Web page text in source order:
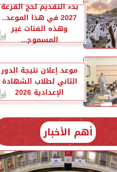
بدء التقديم لحج القرعة
2027 في هذا الموعد..
وهذه الفئات غير
المسموح...
موعد إعلان نتيجة الدور
الثاني لطلاب الشهادة
الإعدادية 2026
أهم الأخبار